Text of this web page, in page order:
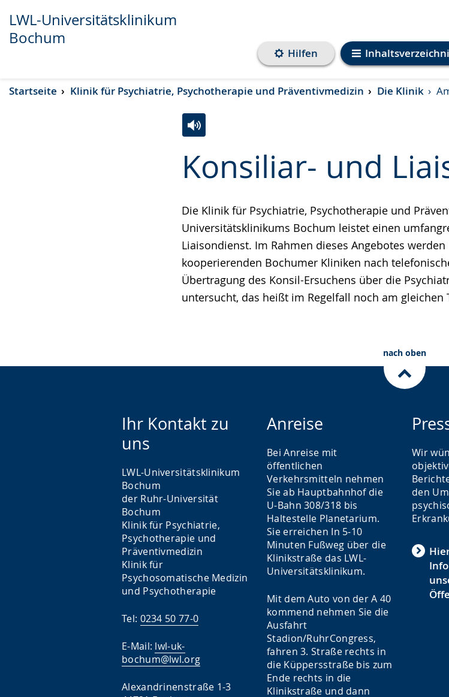
Transkript anzeigen
Abspielen
Pausieren
LWL-Universitätsklinikum
Bochum
Hilfen
Startseite Klinik für Psychiatrie, Psychotherapie und Präventivmedizin Die Klinik
Konsiliar- und
Die Klinik für Psychiatrie, Psychotherapie und
Universitätsklinikums Bochum leistet einen
Liaisondienst. Im Rahmen dieses Angebotes
kooperierenden Bochumer Kliniken nach
Übertragung des Konsil-Ersuchens über die
untersucht, das heißt im Regelfall noch am gleichen
Leichten
Sprache
Audio-
Unterstützung.
Video
in
Gebärdensprache
wird
angezeigt.
nach oben
Ihr Kontakt zu
uns
LWL-Universitätsklinikum
Bochum
der Ruhr-Universität
Bochum
Klinik für Psychiatrie,
Psychotherapie und
Präventivmedizin
Klinik für
Psychosomatische Medizin
und Psychotherapie
Tel: 0234 50 77-0
E-Mail: lwl-uk-
bochum@lwl.org
Alexandrinenstraße 1-3
Anreise
Bei Anreise mit
öffentlichen
Verkehrsmitteln nehmen
Sie ab Hauptbahnhof die
U-Bahn 308/318 bis
Haltestelle Planetarium.
Sie erreichen In 5-10
Minuten Fußweg über die
Klinikstraße das LWL-
Universitätsklinikum.
Mit dem Auto von der A 40
kommend nehmen Sie die
Ausfahrt
Stadion/RuhrCongress,
fahren 3. Straße rechts in
die Küppersstraße bis zum
Ende rechts in die
Klinikstraße und dann
Wir
den